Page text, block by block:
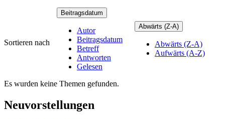
Sortieren nach
Beitragsdatum
Autor
Beitragsdatum
Betreff
Antworten
Gelesen
Abwärts (Z-A)
Abwärts (Z-A)
Aufwärts (A-Z)
Es wurden keine Themen gefunden.
Neuvorstellungen